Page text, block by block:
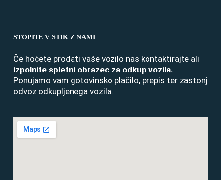
STOPITE V STIK Z NAMI
Če hočete prodati vaše vozilo nas kontaktirajte ali
izpolnite spletni obrazec za odkup vozila.
Ponujamo vam gotovinsko plačilo, prepis ter zastonj
odvoz odkupljenega vozila.